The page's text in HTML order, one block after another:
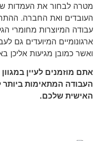
מטרה לבחור את העמדות
העובדים ואת החברה.
עבודה המיוצרות מחומרי
ארגונומיים המיועדים גם
ואשר כמובן מגיעות אליכן
אתם מוזמנים לעיין
העבודה המתאימות
האישית שלכם.